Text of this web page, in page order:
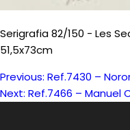
Serigrafia 82/150 - Les
51,5x73cm
Navegação
Previous: Ref.7430 –
Next: Ref.7466 – Manuel